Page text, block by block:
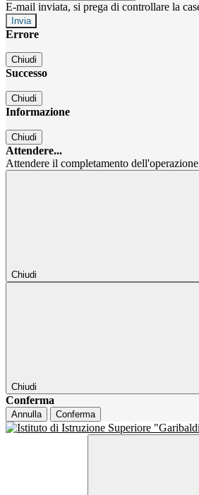
E-mail inviata, si prega di controllare la
Errore
Chiudi
Successo
Chiudi
Informazione
Chiudi
Attendere...
Attendere il completamento
Chiudi
Chiudi
Conferma
Annulla Conferma